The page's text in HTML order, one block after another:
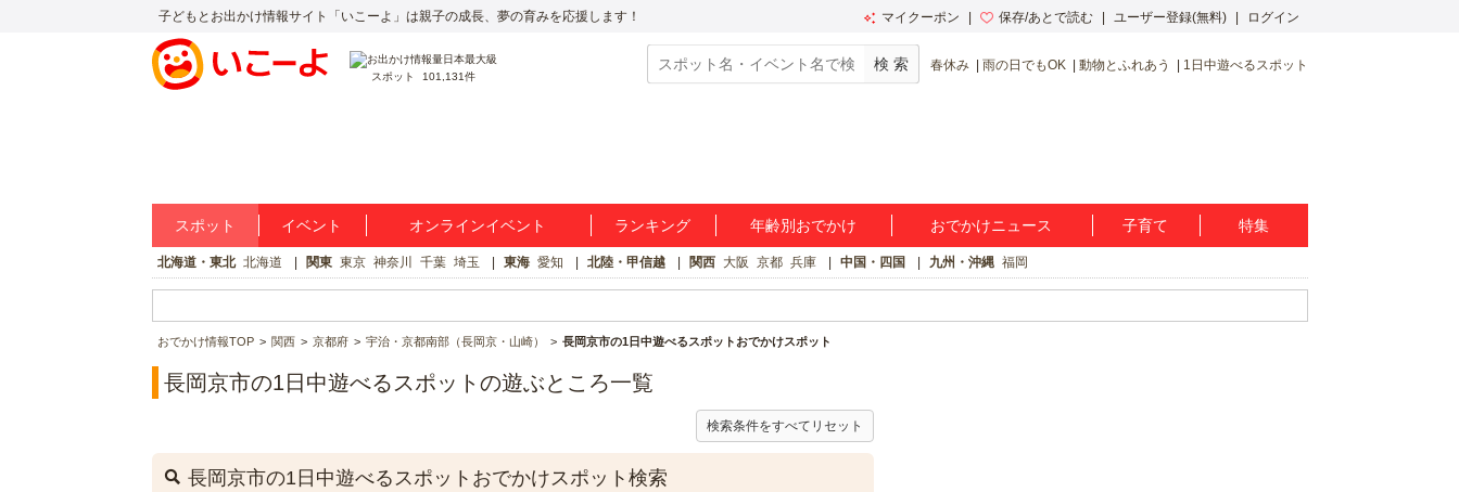
子どもとお出かけ情報サイト「いこーよ」は親子の成長、夢の育みを応援します！ マイクーポン 保存/あとで読む ユーザー登録(無料) ログイン
スポット 101,131件
春休み 雨の日でもOK 動物とふれあう 1日中遊べるスポット
スポット イベント オンラインイベント ランキング 年齢別おでかけ おでかけニュース 子育て 特集
北海道・東北 北海道 関東 東京 神奈川 千葉 埼玉 東海 愛知 北陸・甲信越 関西 大阪 京都 兵庫 中国・四国 九州・沖縄 福岡
おでかけ情報TOP 関西 京都府 宇治・京都南部（長岡京・山崎） 長岡京市の1日中遊べるスポットおでかけスポット
長岡京市の1日中遊べるスポットの遊ぶところ一覧
検索条件をすべてリセット
長岡京市の1日中遊べるスポットおでかけスポット検索